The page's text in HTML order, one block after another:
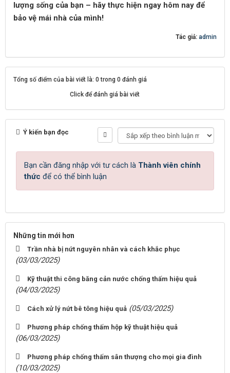
lượng sống của bạn – hãy thực hiện ngay hôm nay để
bảo vệ mái nhà của mình!
Tác giả: admin
Tổng số điểm của bài viết là: 0 trong 0 đánh giá
Click để đánh giá bài viết
Ý kiến bạn đọc
Bạn cần đăng nhập với tư cách là Thành viên chính
thức để có thể bình luận
Những tin mới hơn
Trần nhà bị nứt nguyên nhân và cách khắc phục
(03/03/2025)
Kỹ thuật thi công băng cản nước chống thấm hiệu quả
(04/03/2025)
Cách xử lý nứt bê tông hiệu quả (05/03/2025)
Phương pháp chống thấm hộp kỹ thuật hiệu quả
(06/03/2025)
Phương pháp chống thấm sân thượng cho mọi gia đình
(10/03/2025)